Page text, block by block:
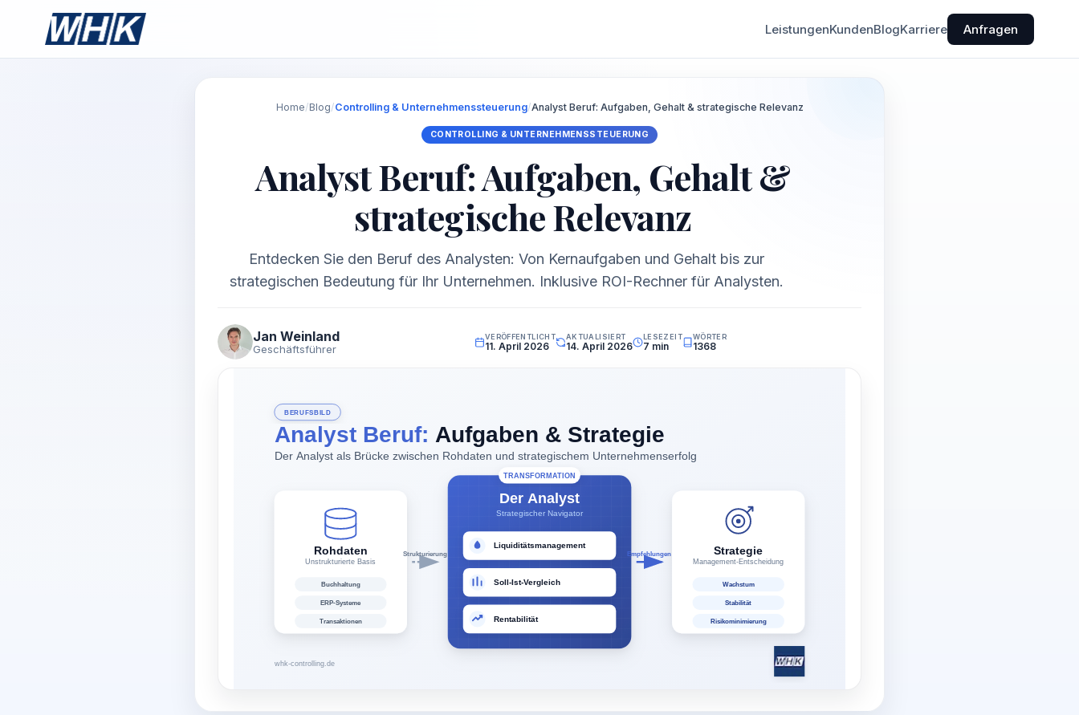
LeistungenKundenBlogKarriere Anfragen
Home/Blog/Controlling & Unternehmenssteuerung/Analyst Beruf: Aufgaben, Gehalt & strategische Relevanz
CONTROLLING & UNTERNEHMENSSTEUERUNG
Analyst Beruf: Aufgaben, Gehalt &
strategische Relevanz
Entdecken Sie den Beruf des Analysten: Von Kernaufgaben und Gehalt bis zur
strategischen Bedeutung für Ihr Unternehmen. Inklusive ROI-Rechner für Analysten.
Jan Weinland
Geschäftsführer
VERÖFFENTLICHT
11. April 2026
AKTUALISIERT
14. April 2026
LESEZEIT
7 min
WÖRTER
1368